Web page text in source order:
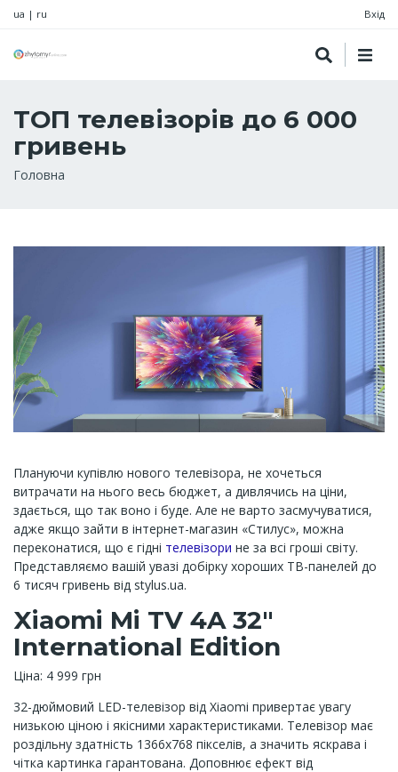
ua | ru Вхід
ТОП телевізорів до 6 000
гривень
Рядок
Головна
Плануючи купівлю нового телевізора, не хочеться
витрачати на нього весь бюджет, а дивлячись на ціни,
здається, що так воно і буде. Але не варто засмучуватися,
адже якщо зайти в інтернет-магазин «Стилус», можна
переконатися, що є гідні телевізори не за всі гроші світу.
Представляємо вашій увазі добірку хороших ТВ-панелей до
6 тисяч гривень від stylus.ua.
Xiaomi Mi TV 4A 32"
International Edition
Ціна: 4 999 грн
32-дюймовий LED-телевізор від Xiaomi привертає увагу
низькою ціною і якісними характеристиками. Телевізор має
роздільну здатність 1366x768 пікселів, а значить яскрава і
чітка картинка гарантована. Доповнює ефект від